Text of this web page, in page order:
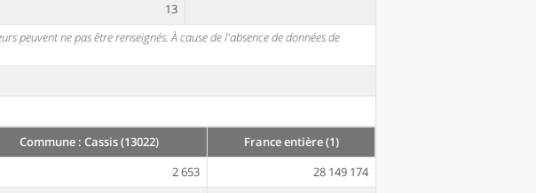
13
peuvent ne pas être renseignés. À cause de l'absence de données de
Commune : Cassis (13022)
France entière (1)
2 653
28 149 174